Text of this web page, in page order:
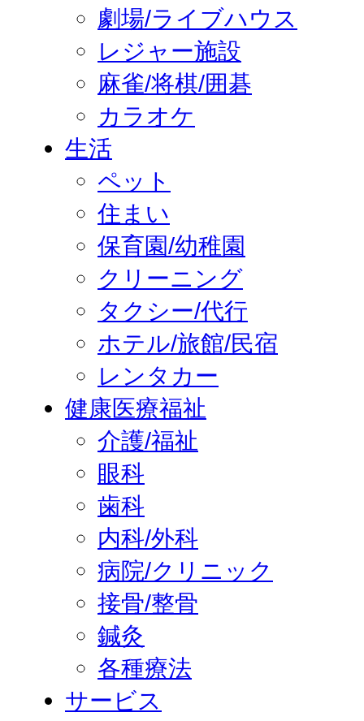
劇場/ライブハウス
レジャー施設
麻雀/将棋/囲碁
カラオケ
生活
ペット
住まい
保育園/幼稚園
クリーニング
タクシー/代行
ホテル/旅館/民宿
レンタカー
健康医療福祉
介護/福祉
眼科
歯科
内科/外科
病院/クリニック
接骨/整骨
鍼灸
各種療法
サービス